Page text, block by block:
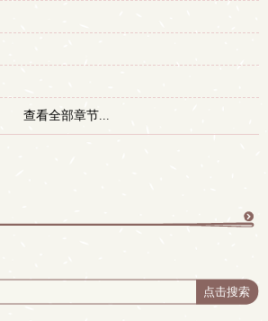
查看全部章节...
多